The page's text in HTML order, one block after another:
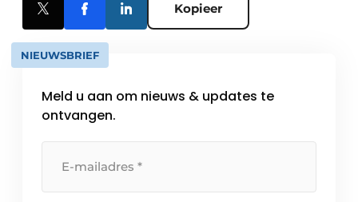
Kopieer
NIEUWSBRIEF
Meld u aan om nieuws & updates te
ontvangen.